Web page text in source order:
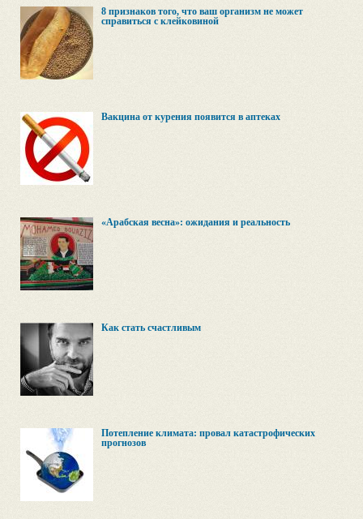
8 признаков того, что ваш организм не может
справиться с клейковиной
Вакцина от курения появится в аптеках
«Арабская весна»: ожидания и реальность
Как стать счастливым
Потепление климата: провал катастрофических
прогнозов